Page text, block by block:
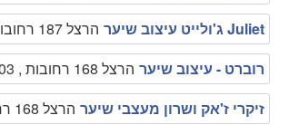
Juliet ג'ולייט עיצוב שיער
הרצל 187 רחובות , 089475643
רוברט - עיצוב שיער הרצל 168 רחובות , 0548091103
זיקרי ז'אק ושרון מעצבי שיער הרצל 168 רחובות , 089455400